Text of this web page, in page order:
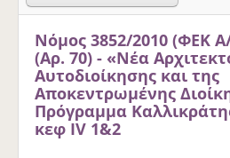
Νόμος 3852/2010 (ΦΕΚ
(Αρ. 70) - «Νέα
Αυτοδιοίκησης και της
Αποκεντρωμένης
Πρόγραμμα
κεφ IV 1&2